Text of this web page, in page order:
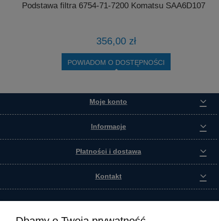
Podstawa filtra 6754-71-7200 Komatsu SAA6D107E
356,00 zł
POWIADOM O DOSTĘPNOŚCI
Moje konto
Informacje
Płatności i dostawa
Kontakt